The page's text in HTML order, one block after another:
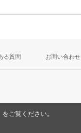
る質問 お問い合わせ
をご覧ください。